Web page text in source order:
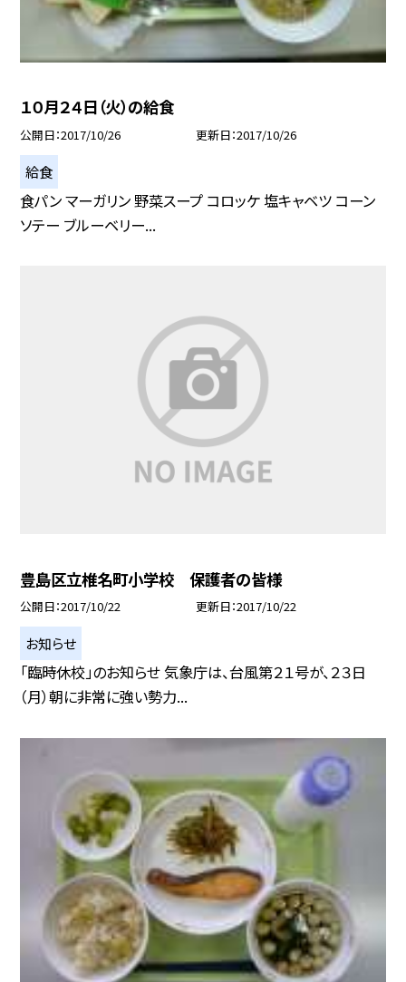
１０月２４日（火）の給食
公開日 2017/10/26 更新日 2017/10/26
給食
食パン マーガリン 野菜スープ コロッケ 塩キャベツ コーン
ソテー ブルーベリー...
豊島区立椎名町小学校 保護者の皆様
公開日 2017/10/22 更新日 2017/10/22
お知らせ
「臨時休校」のお知らせ 気象庁は、台風第２１号が、２３日
（月）朝に非常に強い勢力...